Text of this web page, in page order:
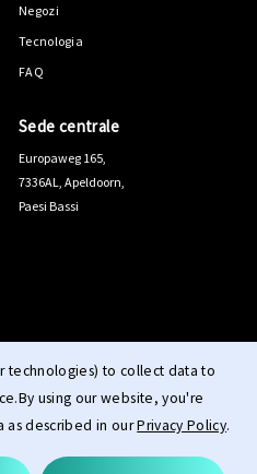
Negozi
Tecnologia
FAQ
Sede centrale
Europaweg 165,
7336AL, Apeldoorn,
Paesi Bassi
|Diritto di recesso|Privacy
sui cookie Impressione
technologies) to collect data to
By using our website, you're
as described in ourPrivacy Policy.